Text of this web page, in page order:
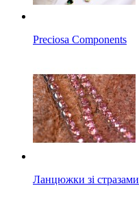
Preciosa Components
Ланцюжки зі стразами